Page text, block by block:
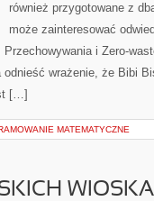
również przygotowane z
może zainteresować
i Zero-
wrażenie, że Bibi
[…]
MATEMATYCZNE